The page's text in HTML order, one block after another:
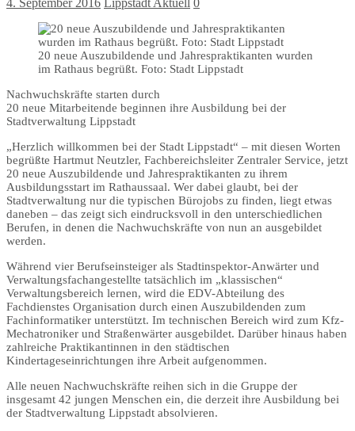
4. September 2016 Lippstadt Aktuell 0
20 neue Auszubildende und Jahrespraktikanten wurden
im Rathaus begrüßt. Foto: Stadt Lippstadt
Nachwuchskräfte starten durch
20 neue Mitarbeitende beginnen ihre Ausbildung bei der
Stadtverwaltung Lippstadt
„Herzlich willkommen bei der Stadt Lippstadt“ – mit diesen Worten
begrüßte Hartmut Neutzler, Fachbereichsleiter Zentraler Service, jetzt
20 neue Auszubildende und Jahrespraktikanten zu ihrem
Ausbildungsstart im Rathaussaal. Wer dabei glaubt, bei der
Stadtverwaltung nur die typischen Bürojobs zu finden, liegt etwas
daneben – das zeigt sich eindrucksvoll in den unterschiedlichen
Berufen, in denen die Nachwuchskräfte von nun an ausgebildet
werden.
Während vier Berufseinsteiger als Stadtinspektor-Anwärter und
Verwaltungsfachangestellte tatsächlich im „klassischen“
Verwaltungsbereich lernen, wird die EDV-Abteilung des
Fachdienstes Organisation durch einen Auszubildenden zum
Fachinformatiker unterstützt. Im technischen Bereich wird zum Kfz-
Mechatroniker und Straßenwärter ausgebildet. Darüber hinaus haben
zahlreiche Praktikantinnen in den städtischen
Kindertageseinrichtungen ihre Arbeit aufgenommen.
Alle neuen Nachwuchskräfte reihen sich in die Gruppe der
insgesamt 42 jungen Menschen ein, die derzeit ihre Ausbildung bei
der Stadtverwaltung Lippstadt absolvieren.